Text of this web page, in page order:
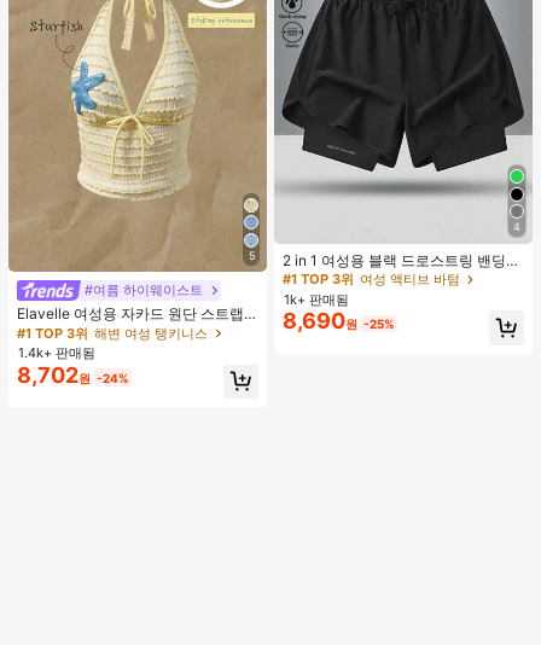
5
#여름 하이웨이스트
Elavelle 여성용 자카드 원단 스트랩
불가사리 장식 홀터 탑, 봄/여름에 적
합 (탑만 포함, 반바지 미포함)
#1 TOP 3위 해변 여성 탱키니스
1.4k+ 판매됨
8,702원 -24%
4
2 in 1 여성용 블랙 드로스트링 밴딩
허리 곡선 밑단 캐주얼 러닝 트레이닝
운동 반바지
높은 재방문 고객
#1 TOP 3위 여성 액티브 바텀
높은 재방문 고객
#1 TOP 3위 여성 액티브 바텀
높은 재방문 고객
#1 TOP 3위 여성 액티브 바텀
1k+ 판매됨
8,690원 -25%